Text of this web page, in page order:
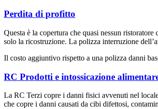
Perdita di profitto
Questa è la copertura che quasi nessun
solo la ricostruzione. La polizza interruzione
Il costo aggiuntivo rispetto a una polizza danni
RC Prodotti e intossicazione
La RC Terzi copre i danni fisici avvenuti nel
che copre i danni causati da cibi difettosi,